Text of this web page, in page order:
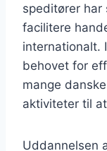
speditører har
facilitere
internationalt.
behovet for
mange
aktiviteter til
Uddannelsen